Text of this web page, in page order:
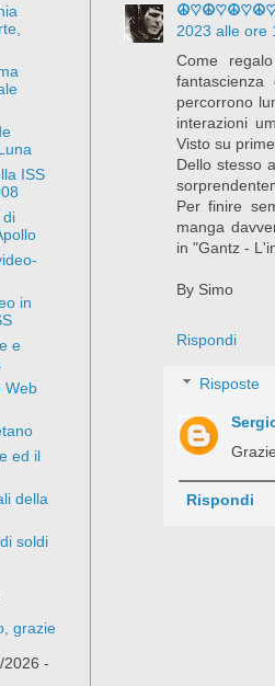
2023 alle ore
Come
percorrono
interazioni
Visto su
Dello stesso
Per finire
manga
in "Gantz -
By Simo
Rispondi
Risposte
Rispondi
ISS
di
in
e
Web
ed il
della
soldi
grazie
2026 -